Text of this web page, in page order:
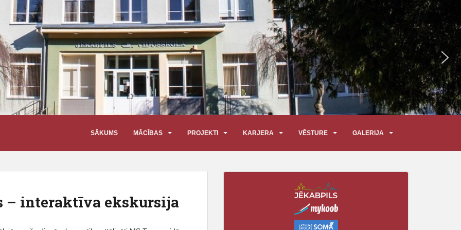
SĀKUMS MĀCĪBAS PROJEKTI KARJERA VĒSTURE GALERIJA
– interaktīva ekskursija